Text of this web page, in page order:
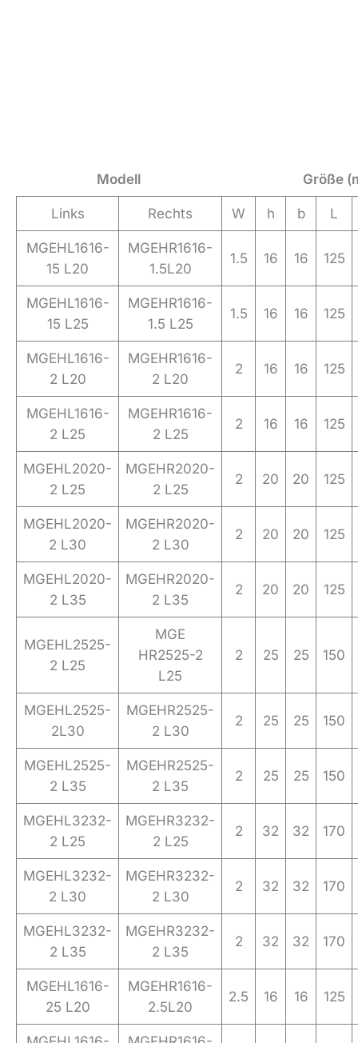
Modell Größe
Links Rechts W h b L
MGEHL1616-
15 L20
MGEHR1616-
1.5L20
1.5 16 16 125
MGEHL1616-
15 L25
MGEHR1616-
1.5 L25
1.5 16 16 125
MGEHL1616-
2 L20
MGEHR1616-
2 L20
2 16 16 125
MGEHL1616-
2 L25
MGEHR1616-
2 L25
2 16 16 125
MGEHL2020-
2 L25
MGEHR2020-
2 L25
2 20 20 125
MGEHL2020-
2 L30
MGEHR2020-
2 L30
2 20 20 125
MGEHL2020-
2 L35
MGEHR2020-
2 L35
2 20 20 125
MGEHL2525-
2 L25
MGE
HR2525-2
L25
2 25 25 150
MGEHL2525-
2L30
MGEHR2525-
2 L30
2 25 25 150
MGEHL2525-
2 L35
MGEHR2525-
2 L35
2 25 25 150
MGEHL3232-
2 L25
MGEHR3232-
2 L25
2 32 32 170
MGEHL3232-
2 L30
MGEHR3232-
2 L30
2 32 32 170
MGEHL3232-
2 L35
MGEHR3232-
2 L35
2 32 32 170
MGEHL1616-
25 L20
MGEHR1616-
2.5L20
2.5 16 16 125